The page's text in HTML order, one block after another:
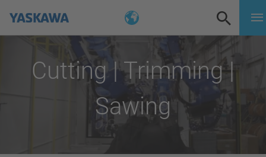
Cutting | Trimming |
Sawing